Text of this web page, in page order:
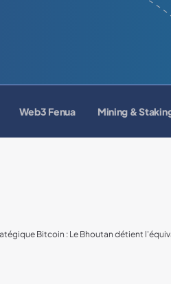
Web3 Fenua Mining &
Bitcoin : Le Bhoutan détient